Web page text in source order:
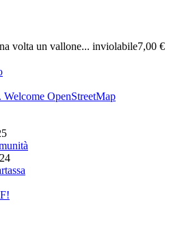
volta un vallone... inviolabile7,00 €
OpenStreetMap